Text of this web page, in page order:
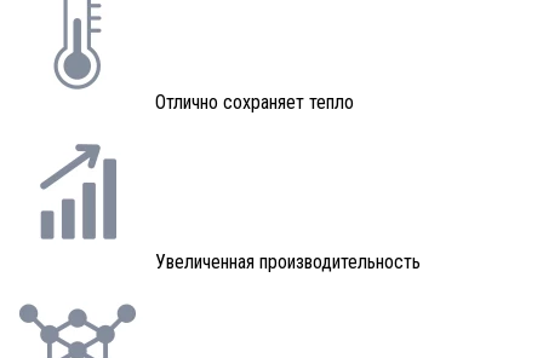
Отлично сохраняет тепло
Увеличенная производительность